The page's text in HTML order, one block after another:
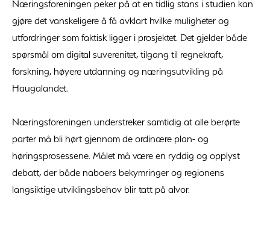
Næringsforeningen peker på at en tidlig stans i studien kan
gjøre det vanskeligere å få avklart hvilke muligheter og
utfordringer som faktisk ligger i prosjektet. Det gjelder både
spørsmål om digital suverenitet, tilgang til regnekraft,
forskning, høyere utdanning og næringsutvikling på
Haugalandet.
Næringsforeningen understreker samtidig at alle berørte
parter må bli hørt gjennom de ordinære plan- og
høringsprosessene. Målet må være en ryddig og opplyst
debatt, der både naboers bekymringer og regionens
langsiktige utviklingsbehov blir tatt på alvor.